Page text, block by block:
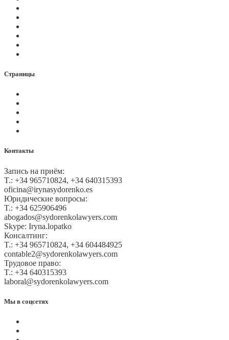
Страницы
Контакты
Запись на приём:
T.: +34 965710824, +34 640315393
oficina@irynasydorenko.es
Юридические вопросы:
T.: +34 625906496
abogados@sydorenkolawyers.com
Skype: Iryna.lopatko
Консалтинг:
T.: +34 965710824, +34 604484925
contable2@sydorenkolawyers.com
Трудовое право:
T.: +34 640315393
laboral@sydorenkolawyers.com
Мы в соцсетях